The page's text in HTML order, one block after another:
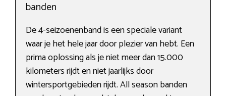
banden
De 4-seizoenenband is een speciale variant
waar je het hele jaar door plezier van hebt. Een
prima oplossing als je niet meer dan 15.000
kilometers rijdt en niet jaarlijks door
wintersportgebieden rijdt. All season banden